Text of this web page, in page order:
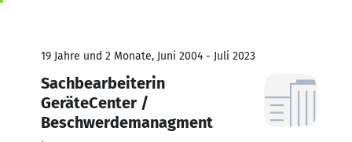
19 Jahre und 2 Monate, Juni 2004 - Juli 2023
Sachbearbeiterin
GeräteCenter /
Beschwerdemanagment